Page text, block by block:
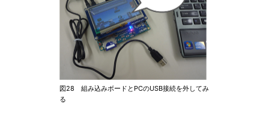
図28 組み込みボードとPCのUSB接続を外してみ
る